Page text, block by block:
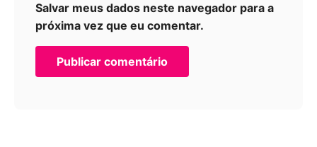
Salvar meus dados neste navegador para a
próxima vez que eu comentar.